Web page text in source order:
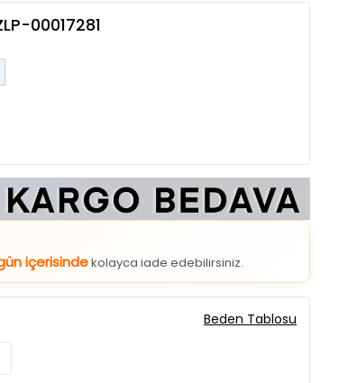
00017281
içerisindekolayca iade edebilirsiniz.
Ekle